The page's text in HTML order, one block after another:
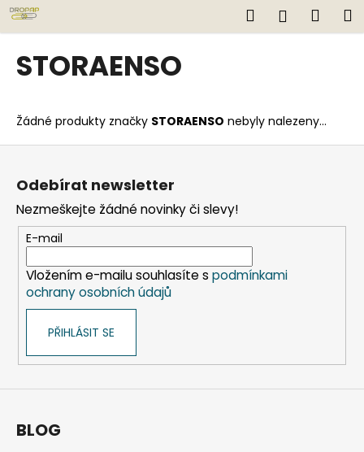
Přejít
na
obsah
Hledat
STORAENSO
Žádné produkty značky STORAENSO nebyly nalezeny...
K
o
o
p
o
t
ř
e
b
e
n
a
í
Z
Odebírat newsletter
Nezmeškejte žádné novinky či slevy!
E-mail
Vložením e-mailu souhlasíte s podmínkami
ochrany osobních údajů
PŘIHLÁSIT SE
BLOG